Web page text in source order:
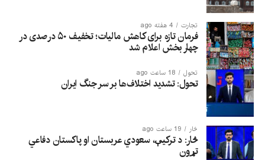
تجارت 4 هفته ago
فرمان تازه برای کاهش مالیات؛ تخفیف ۵۰ درصدی در
چهار بخش اعلام شد
تحول 18 ساعت ago
تحول: تشدید اختلاف‌ها بر سر جنگ ایران
څار 19 ساعت ago
څار: د ترکیې، سعودي عربستان او پاکستان دفاعي
تړون